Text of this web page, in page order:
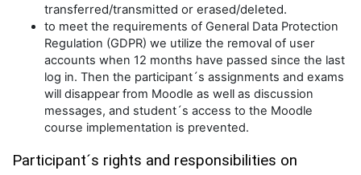
transferred/transmitted or erased/deleted.
to meet the requirements of General Data Protection
Regulation (GDPR) we utilize the removal of user
accounts when 12 months have passed since the last
log in. Then the participant´s assignments and exams
will disappear from Moodle as well as discussion
messages, and student´s access to the Moodle
course implementation is prevented.
Participant´s rights and responsibilities on